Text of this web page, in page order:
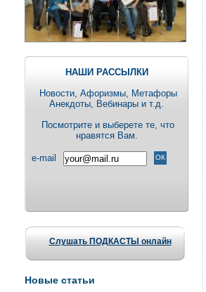
НАШИ РАССЫЛКИ
Новости, Aфоризмы, Метафоры
Анекдоты, Вебинары и т.д.
Посмотрите и выберете те, что
нравятся Вам.
e-mail
Слушать ПОДКАСТЫ онлайн
Новые статьи